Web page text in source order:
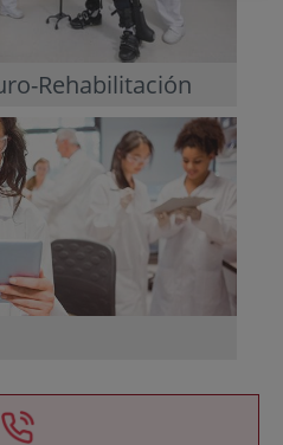
Rehabilitación